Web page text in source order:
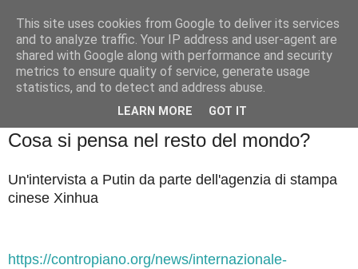
Badiale & Tringali
Cosa si pensa nel resto del mondo?
Un'intervista a Putin da parte dell'agenzia di stampa
cinese Xinhua
https://contropiano.org/news/internazionale-
This site uses cookies from Google to deliver its services
and to analyze traffic. Your IP address and user-agent are
shared with Google along with performance and security
metrics to ensure quality of service, generate usage
statistics, and to detect and address abuse.
LEARN MORE GOT IT